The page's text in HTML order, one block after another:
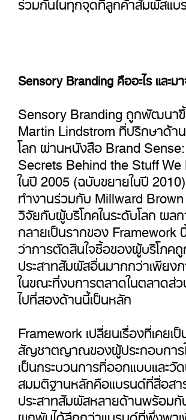
Sensory Branding คืออะไร และม
Sensory Branding ถูกพัฒนา
Martin Lindstrom ที่ปรึกษาด้า
โลก ผ่านหนังสือ Brand
Secrets Behind the Stuff
ในปี 2005 (ฉบับขยายในปี
ทำงานร่วมกับ Millward
วิจัยกับผู้บริโภคในระดับโลก ผล
กลายเป็นรากของ Framework
ว่าการตัดสินใจซื้อของผู้บริโภค
ประสาทสัมผัสอื่นมากกว่าเพียงภ
ในขณะที่งบการตลาดในตลาดส่
ไปที่สองด้านนี้เป็นหลัก
Framework เปลี่ยนเรื่องที่เคยเป็
สัญชาตญาณของผู้ประกอบการ
เป็นกระบวนการที่ออกแบบและวั
สมมติฐานหลักคือแบรนด์ที่สื่อส
ประสาทสัมผัสหลายด้านพร้อมกั
ผูกพันได้ลึกกว่าแบรนด์ที่พึ่งพา